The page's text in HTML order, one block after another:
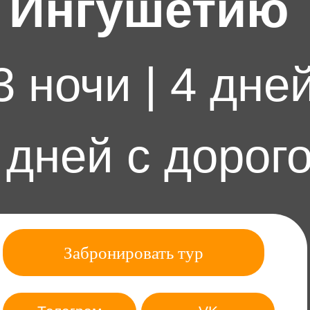
ночи | 4
с
Забронировать тур